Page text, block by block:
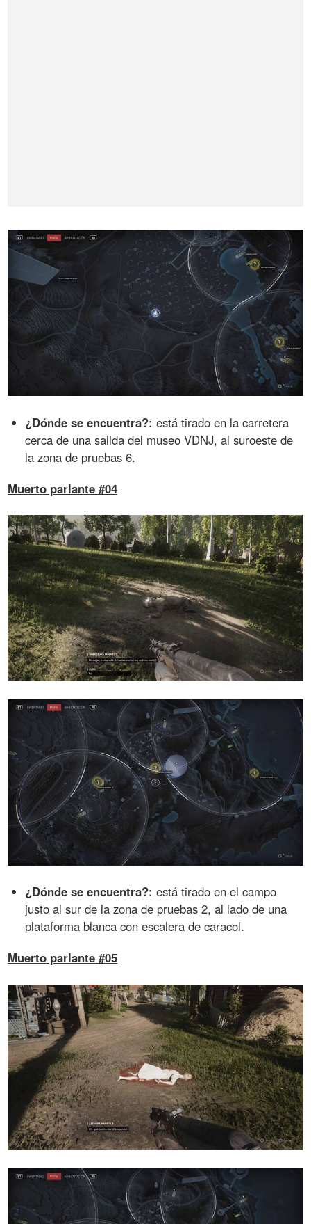
¿Dónde se encuentra?: está tirado en la carretera
cerca de una salida del museo VDNJ, al suroeste de
la zona de pruebas 6.
Muerto parlante #04
¿Dónde se encuentra?: está tirado en el campo
justo al sur de la zona de pruebas 2, al lado de una
plataforma blanca con escalera de caracol.
Muerto parlante #05